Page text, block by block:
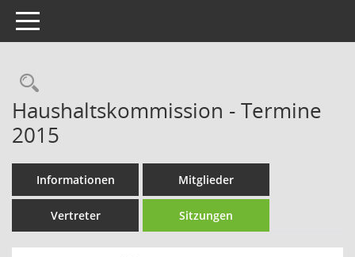
Toggle navigation
Rechercheauswahl
Haushaltskommission - Termine
2015
Informationen Mitglieder
Vertreter Sitzungen